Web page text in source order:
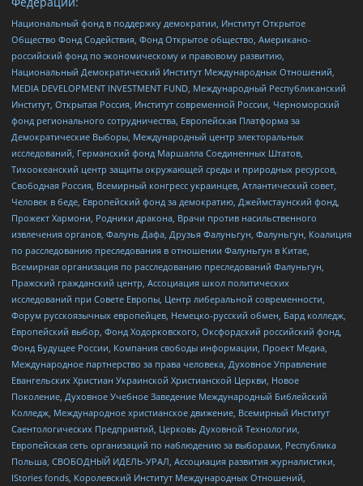
Национальный фонд в поддержку демократии, Институт Открытое
Общество Фонд Содействия, Фонд Открытое общество, Американо-
российский фонд по экономическому и правовому развитию,
Национальный Демократический Институт Международных Отношений,
MEDIA DEVELOPMENT INVESTMENT FUND, Международный Республиканский
Институт, Открытая Россия, Институт современной России, Черноморский
фонд регионального сотрудничества, Европейская Платформа за
Демократические Выборы, Международный центр электоральных
исследований, Германский фонд Маршалла Соединенных Штатов,
Тихоокеанский центр защиты окружающей среды и природных ресурсов,
Свободная Россия, Всемирный конгресс украинцев, Атлантический совет,
Человек в беде, Европейский фонд за демократию, Джеймстаунский фонд,
Прожект Хармони, Родники дракона, Врачи против насильственного
извлечения органов, Фалунь Дафа, Друзья Фалуньгун, Фалуньгун, Коалиция
по расследованию преследования в отношении Фалуньгун в Китае,
Всемирная организация по расследованию преследований Фалуньгун,
Пражский гражданский центр, Ассоциация школ политических
исследований при Совете Европы, Центр либеральной современности,
Форум русскоязычных европейцев, Немецко-русский обмен, Бард колледж,
Европейский выбор, Фонд Ходорковского, Оксфордский российский фонд,
Фонд Будущее России, Компания свободы информации, Проект Медиа,
Международное партнерство за права человека, Духовное Управление
Евангельских Христиан Украинской Христианской Церкви, Новое
Поколение, Духовное Учебное Заведение Международный Библейский
Колледж, Международное христианское движение, Всемирный Институт
Саентологических Предприятий, Церковь Духовной Технологии,
Европейская сеть организаций по наблюдению за выборами, Республика
Польша, СВОБОДНЫЙ ИДЕЛЬ-УРАЛ, Ассоциация развития журналистики,
IStories fonds, Королевский Институт Международных Отношений,